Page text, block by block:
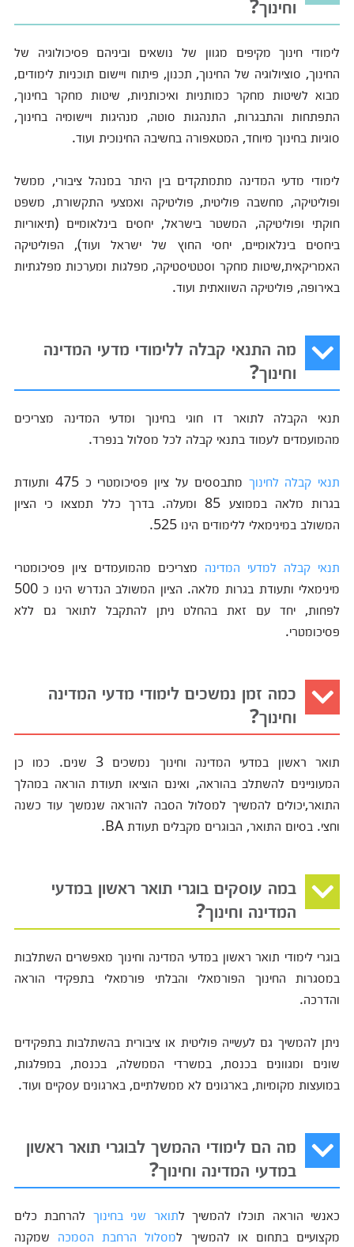
וחינוך?
לימודי חינוך מקיפים מגוון של נושאים וביניהם פסיכולוגיה של
החינוך, סוציולוגיה של החינוך, תכנון, פיתוח ויישום תוכניות לימודים,
מבוא לשיטות מחקר כמותניות ואיכותניות, שיטות מחקר בחינוך,
התפתחות והתבגרות, התנהגות סוטה, מנהיגות ויישומיה בחינוך,
סוגיות בחינוך מיוחד, המטאפורה בחשיבה החינוכית ועוד.
לימודי מדעי המדינה מתמתקדים בין היתר במנהל ציבורי, ממשל
ופוליטיקה, מחשבה פוליטית, פוליטיקה ואמצעי התקשורת, משפט
חוקתי ופוליטיקה, המשטר בישראל, יחסים בינלאומיים (תיאוריות
ביחסים בינלאומיים, יחסי החוץ של ישראל ועוד), הפוליטיקה
האמריקאית,שיטות מחקר וסטטיסטיקה, מפלגות ומערכות מפלגתיות
באירופה, פוליטיקה השוואתית ועוד.
מה התנאי קבלה ללימודי מדעי המדינה
וחינוך?
תנאי הקבלה לתואר דו חוגי בחינוך ומדעי המדינה מצריכים
מהמועמדים לעמוד בתנאי קבלה לכל מסלול בנפרד.
תנאי קבלה לחינוך
מתבססים על ציון פסיכומטרי כ 475 ותעודת
בגרות מלאה בממוצע 85 ומעלה. בדרך כלל תמצאו כי הציון
המשולב במינימאלי ללימודים הינו 525.
תנאי קבלה למדעי המדינה מצריכים מהמועמדים ציון פסיכומטרי
מינימאלי ותעודת בגרות מלאה. הציון המשולב הנדרש הינו כ 500
לפחות, יחד עם זאת בהחלט ניתן להתקבל לתואר גם ללא
פסיכומטרי.
כמה זמן נמשכים לימודי מדעי המדינה
וחינוך?
תואר ראשון במדעי המדינה וחינוך נמשכים 3 שנים. כמו כן
המעוניינים להשתלב בהוראה, ואינם הוציאו תעודת הוראה במהלך
התואר,יכולים להמשיך למסלול הסבה להוראה שנמשך עוד כשנה
וחצי. בסיום התואר, הבוגרים מקבלים תעודת BA.
במה עוסקים בוגרי תואר ראשון במדעי
המדינה וחינוך?
בוגרי לימודי תואר ראשון במדעי המדינה וחינוך מאפשרים השתלבות
במסגרות החינוך הפורמאלי והבלתי פורמאלי בתפקידי הוראה
והדרכה.
ניתן להמשיך גם לעשייה פוליטית או ציבורית בהשתלבות בתפקידים
שונים ומגוונים בכנסת, במשרדי הממשלה, בכנסת, במפלגות,
במועצות מקומיות, בארגונים לא ממשלתיים, בארגונים עסקיים ועוד.
מה הם לימודי ההמשך לבוגרי תואר ראשון
במדעי המדינה וחינוך?
כאנשי הוראה תוכלו להמשיך לתואר שני בחינוך להרחבת כלים
מקצועיים בתחום או להמשיך למסלול הרחבת הסמכה שמקנה